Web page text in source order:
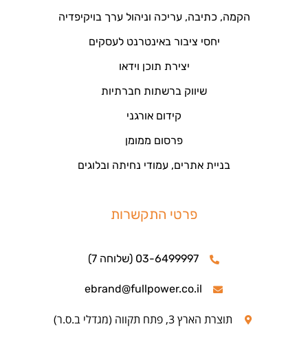
הקמה, כתיבה, עריכה וניהול ערך בויקיפדיה
יחסי ציבור באינטרנט לעסקים
יצירת תוכן וידאו
שיווק ברשתות חברתיות
קידום אורגני
פרסום ממומן
בניית אתרים, עמודי נחיתה ובלוגים
פרטי התקשרות
03-6499997 (שלוחה 7)
ebrand@fullpower.co.il
תוצרת הארץ 3, פתח תקווה (מגדלי ב.ס.ר)